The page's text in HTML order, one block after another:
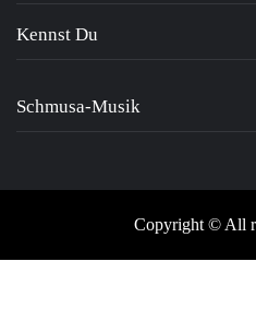
Kennst Du
Schmusa-Musik
Copyright © All